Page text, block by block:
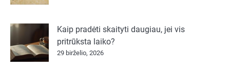
Kaip pradėti skaityti daugiau, jei vis
pritrūksta laiko?
29 birželio, 2026